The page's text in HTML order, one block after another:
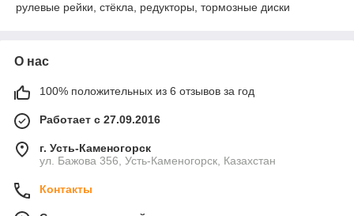
рулевые рейки, стёкла, редукторы, тормозные диски
О нас
100% положительных из 6 отзывов за год
Работает с 27.09.2016
г. Усть-Каменогорск
ул. Бажова 356, Усть-Каменогорск, Казахстан
Контакты